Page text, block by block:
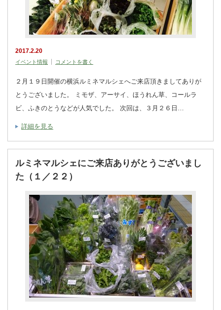
2017.2.20
イベント情報 コメントを書く
２月１９日開催の横浜ルミネマルシェへご来店頂きましてありが
とうございました。 ミモザ、アーサイ、ほうれん草、コールラ
ビ、ふきのとうなどが人気でした。 次回は、３月２６日…
詳細を見る
ルミネマルシェにご来店ありがとうございまし
た（１／２２）